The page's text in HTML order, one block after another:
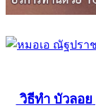
วิธีทำ บัวลอย